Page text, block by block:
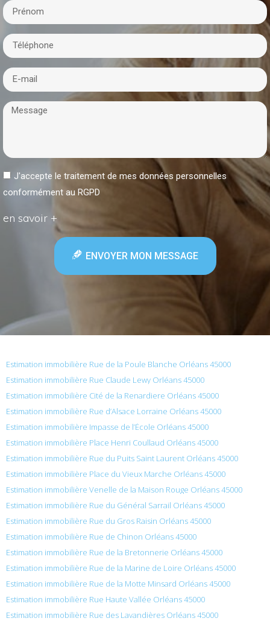
J'accepte le traitement de mes données personnelles
conformément au RGPD
en savoir +
ENVOYER MON MESSAGE
Estimation immobilière Rue de la Poule Blanche Orléans 45000
Estimation immobilière Rue Claude Lewy Orléans 45000
Estimation immobilière Cité de la Renardiere Orléans 45000
Estimation immobilière Rue d’Alsace Lorraine Orléans 45000
Estimation immobilière Impasse de l’École Orléans 45000
Estimation immobilière Place Henri Coullaud Orléans 45000
Estimation immobilière Rue du Puits Saint Laurent Orléans 45000
Estimation immobilière Place du Vieux Marche Orléans 45000
Estimation immobilière Venelle de la Maison Rouge Orléans 45000
Estimation immobilière Rue du Général Sarrail Orléans 45000
Estimation immobilière Rue du Gros Raisin Orléans 45000
Estimation immobilière Rue de Chinon Orléans 45000
Estimation immobilière Rue de la Bretonnerie Orléans 45000
Estimation immobilière Rue de la Marine de Loire Orléans 45000
Estimation immobilière Rue de la Motte Minsard Orléans 45000
Estimation immobilière Rue Haute Vallée Orléans 45000
Estimation immobilière Rue des Lavandières Orléans 45000